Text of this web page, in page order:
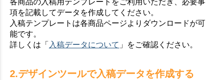
各商品の入稿用テンプレートをご利用いただき、必要事
項を記載してデータを作成してください。
入稿テンプレートは各商品ページよりダウンロードが可
能です。
詳しくは「 入稿データについて 」をご確認ください。
2.デザインツールで入稿データを作成する